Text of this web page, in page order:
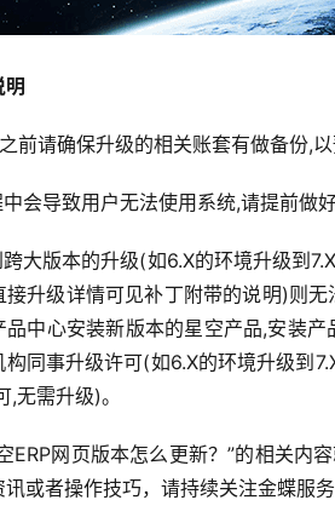
明
前请确保升级的相关账套有做备份,
会导致用户无法使用系统,请提前做好
大版本的升级(如6.X的环境升级到
接升级详情可见补丁附带的说明)则
品中心安装新版本的星空产品,安装
构同事升级许可(如6.X的环境升级到
,无需升级)。
ERP网页版本怎么更新？”的相关内
或者操作技巧，请持续关注金蝶服务